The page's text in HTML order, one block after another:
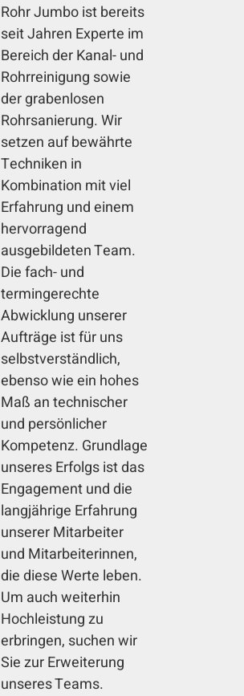
Rohr Jumbo ist bereits
seit Jahren Experte im
Bereich der Kanal- und
Rohrreinigung sowie
der grabenlosen
Rohrsanierung. Wir
setzen auf bewährte
Techniken in
Kombination mit viel
Erfahrung und einem
hervorragend
ausgebildeten Team.
Die fach- und
termingerechte
Abwicklung unserer
Aufträge ist für uns
selbstverständlich,
ebenso wie ein hohes
Maß an technischer
und persönlicher
Kompetenz. Grundlage
unseres Erfolgs ist das
Engagement und die
langjährige Erfahrung
unserer Mitarbeiter
und Mitarbeiterinnen,
die diese Werte leben.
Um auch weiterhin
Hochleistung zu
erbringen, suchen wir
Sie zur Erweiterung
unseres Teams.